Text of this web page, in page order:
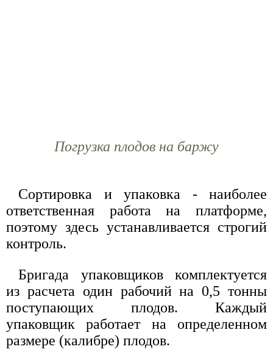
Погрузка плодов на баржу
Сортировка и упаковка - наиболее
ответственная работа на платформе,
поэтому здесь устанавливается строгий
контроль.
Бригада упаковщиков комплектуется
из расчета один рабочий на 0,5 тонны
поступающих плодов. Каждый
упаковщик работает на определенном
размере (калибре) плодов.